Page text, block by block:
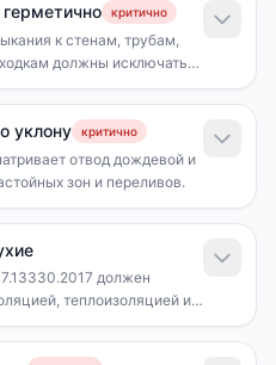
критично
к стенам, трубам,
должны исключать
уклону критично
отвод дождевой и
зон и переливов.
должен
теплоизоляцией и
пространства.